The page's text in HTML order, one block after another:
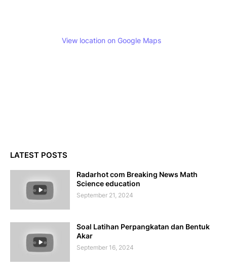
View location on Google Maps
LATEST POSTS
Radarhot com Breaking News Math
Science education
September 21, 2024
Soal Latihan Perpangkatan dan Bentuk
Akar
September 16, 2024